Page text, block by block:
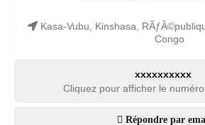
Kasa-Vubu, Kinshasa,
Congo
xxxxxxxxxx
Cliquez pour afficher le
Répondre par